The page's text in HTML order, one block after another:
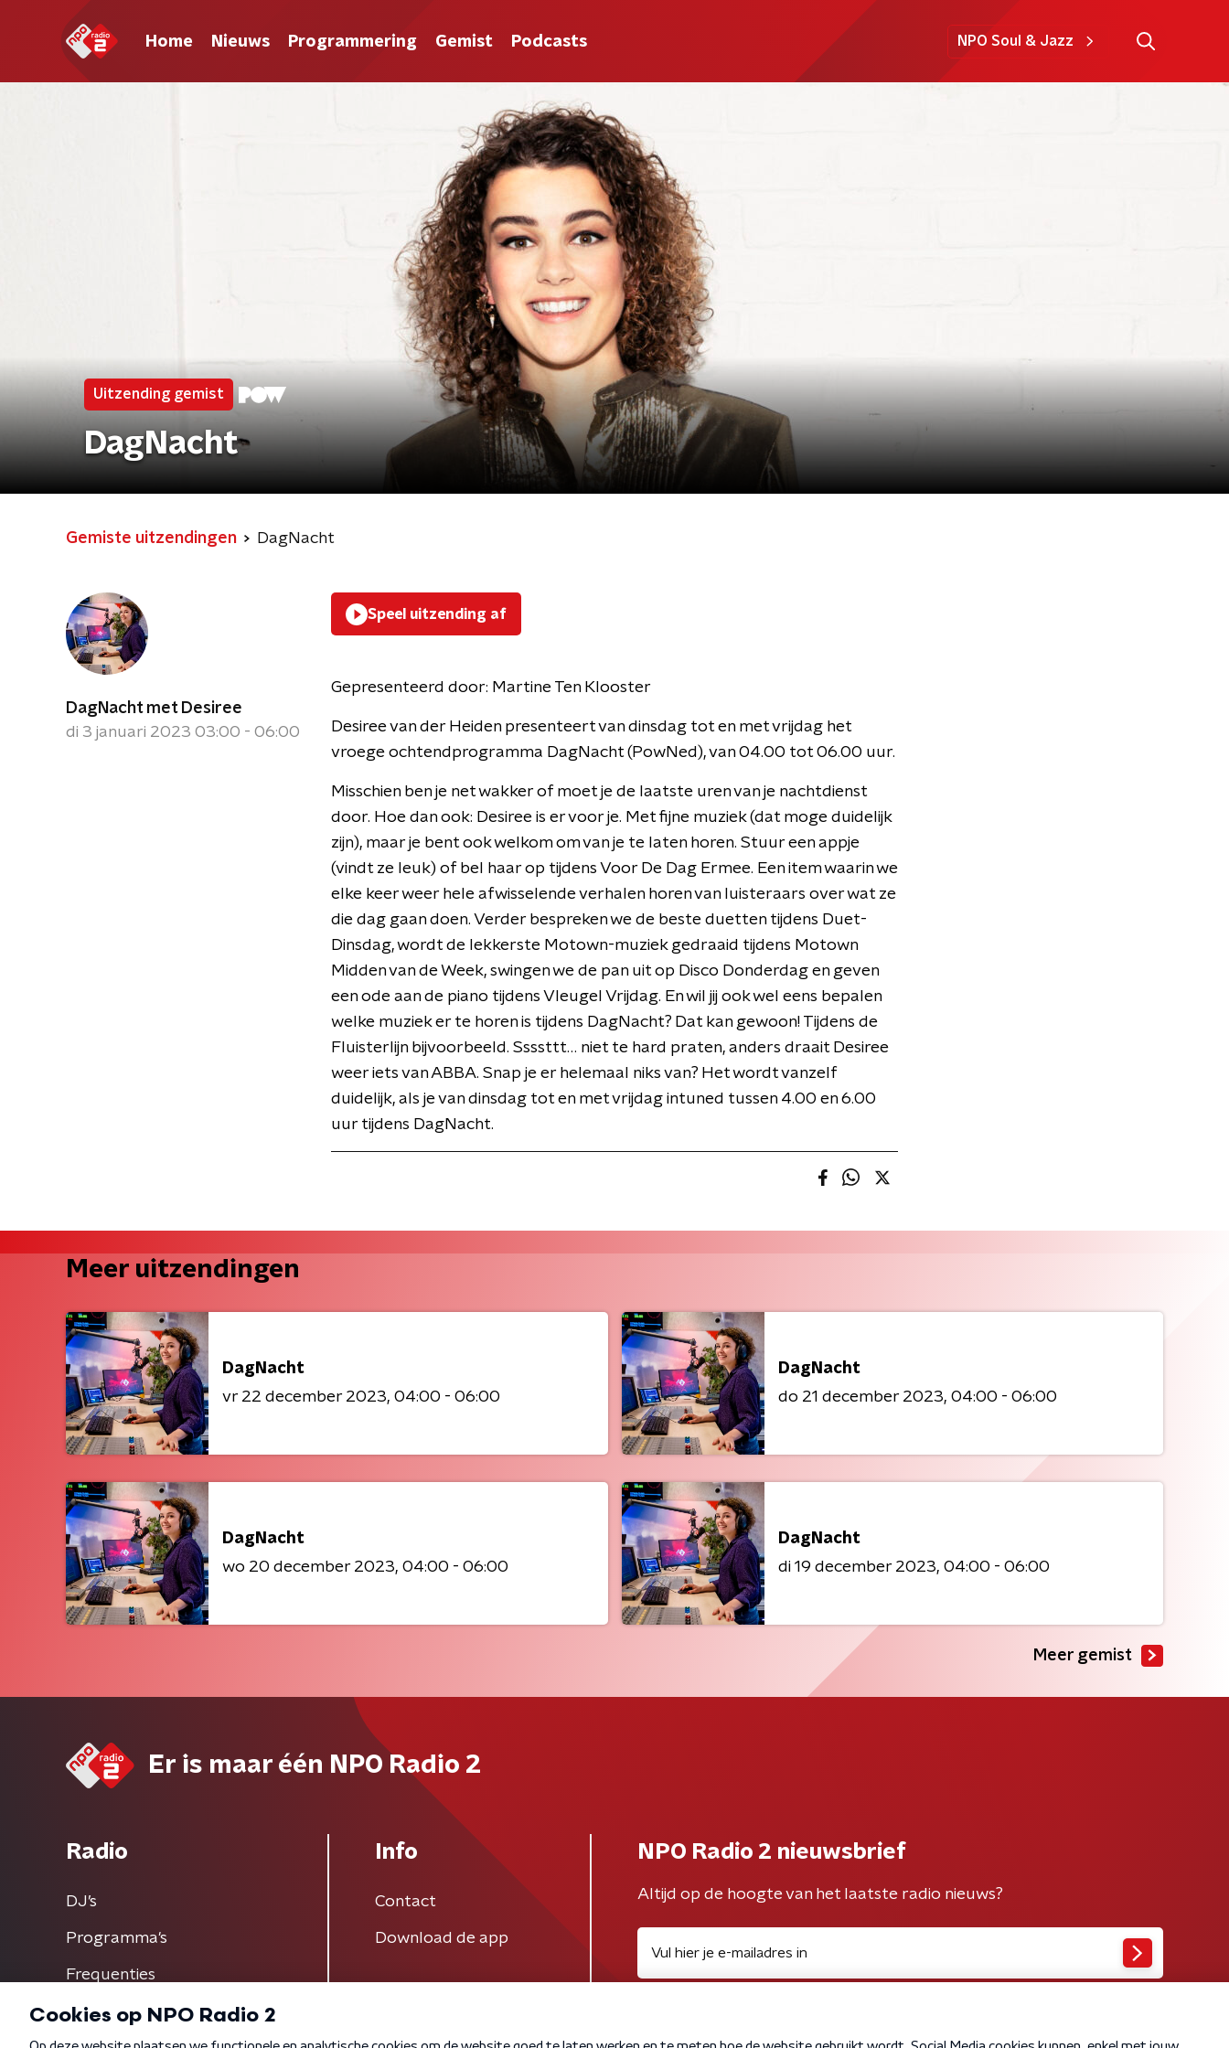
Home Nieuws Programmering Gemist Podcasts NPO Soul & Jazz
Uitzending gemist
DagNacht
Gemiste uitzendingen DagNacht
DagNacht met Desiree
di 3 januari 2023 03:00 - 06:00
Speel uitzending af
Gepresenteerd door: Martine Ten Klooster
Desiree van der Heiden presenteert van dinsdag tot en met vrijdag het
vroege ochtendprogramma DagNacht (PowNed), van 04.00 tot 06.00 uur.
Misschien ben je net wakker of moet je de laatste uren van je nachtdienst
door. Hoe dan ook: Desiree is er voor je. Met fijne muziek (dat moge duidelijk
zijn), maar je bent ook welkom om van je te laten horen. Stuur een appje
(vindt ze leuk) of bel haar op tijdens Voor De Dag Ermee. Een item waarin we
elke keer weer hele afwisselende verhalen horen van luisteraars over wat ze
die dag gaan doen. Verder bespreken we de beste duetten tijdens Duet-
Dinsdag, wordt de lekkerste Motown-muziek gedraaid tijdens Motown
Midden van de Week, swingen we de pan uit op Disco Donderdag en geven
een ode aan de piano tijdens Vleugel Vrijdag. En wil jij ook wel eens bepalen
welke muziek er te horen is tijdens DagNacht? Dat kan gewoon! Tijdens de
Fluisterlijn bijvoorbeeld. Ssssttt… niet te hard praten, anders draait Desiree
weer iets van ABBA. Snap je er helemaal niks van? Het wordt vanzelf
duidelijk, als je van dinsdag tot en met vrijdag intuned tussen 4.00 en 6.00
uur tijdens DagNacht.
Meer uitzendingen
DagNacht
vr 22 december 2023 04:00 - 06:00
DagNacht
do 21 december 2023 04:00 - 06:00
DagNacht
wo 20 december 2023 04:00 - 06:00
DagNacht
di 19 december 2023 04:00 - 06:00
Meer gemist
Er is maar één NPO Radio 2
Radio
DJ’s
Programma's
Frequenties
Info
Contact
Download de app
NPO Radio 2 nieuwsbrief
Altijd op de hoogte van het laatste radio nieuws?